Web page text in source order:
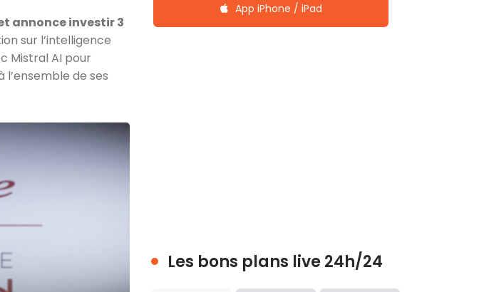
annonce investir 3
sur l’intelligence
Mistral AI pour
l’ensemble de ses
App iPhone / iPad
Les bons plans live 24h/24